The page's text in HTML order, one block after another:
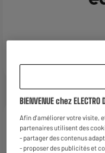
BIENVENUE chez ELECTRO
Afin d'améliorer votre visite,
partenaires utilisent des
- partager des contenus
- proposer des publicités et